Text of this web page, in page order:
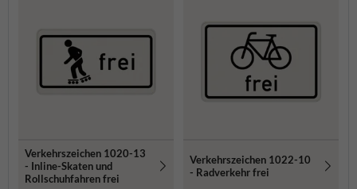
Verkehrszeichen 1020-13
- Inline-Skaten und
Rollschuhfahren frei
Verkehrszeichen 1022-10
- Radverkehr frei